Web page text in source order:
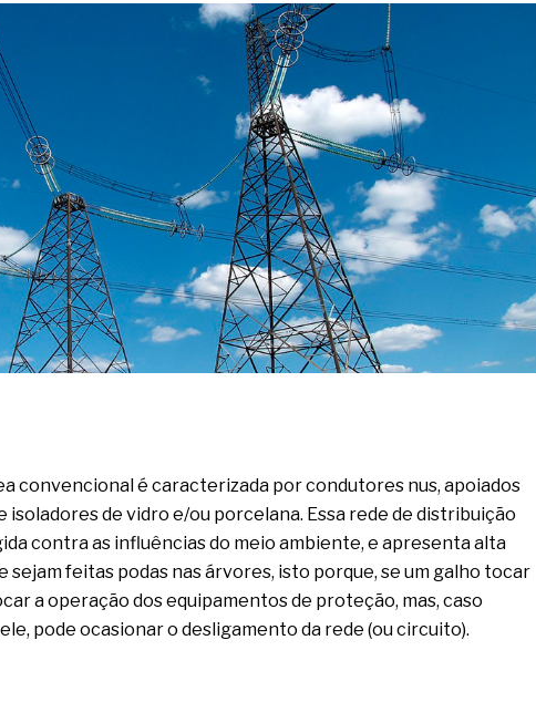
convencional é caracterizada por condutores nus, apoiados
isoladores de vidro e/ou porcelana. Essa rede de distribuição
contra as influências do meio ambiente, e apresenta alta
sejam feitas podas nas árvores, isto porque, se um galho tocar
a operação dos equipamentos de proteção, mas, caso
pode ocasionar o desligamento da rede (ou circuito).